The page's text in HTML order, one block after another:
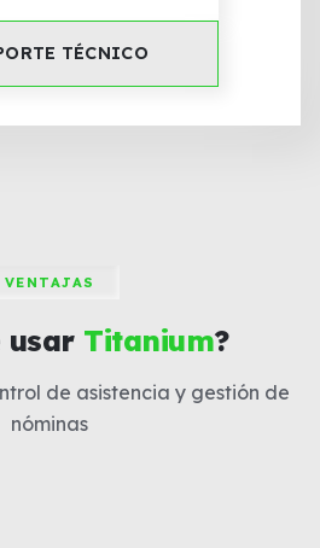
TÉCNICO
VENTAJAS
usar Titanium?
de asistencia y gestión de
nóminas